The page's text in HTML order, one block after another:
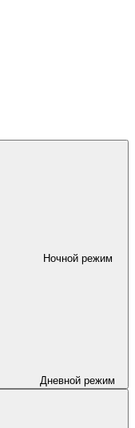
Ночной режим
Дневной режим